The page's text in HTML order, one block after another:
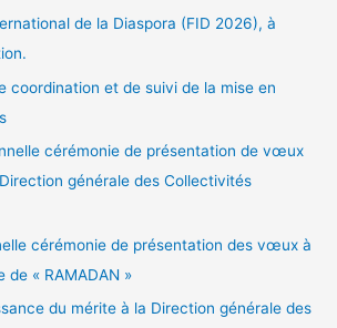
de la Diaspora (FID 2026), à
coordination et de suivi de la mise en
cérémonie de présentation de vœux
générale des Collectivités
cérémonie de présentation des vœux à
de « RAMADAN »
du mérite à la Direction générale des